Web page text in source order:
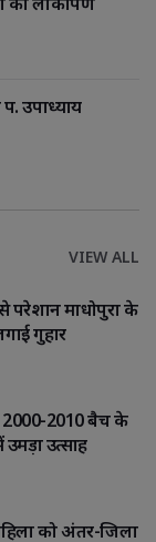
उपाध्याय
VIEW ALL
माधोपुरा के
गुहार
2000-2010 बैच के
उमड़ा उत्साह
को अंतर-जिला